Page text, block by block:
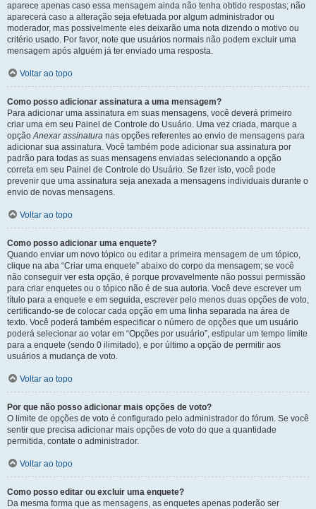
aparece apenas caso essa mensagem ainda não tenha obtido respostas; não
aparecerá caso a alteração seja efetuada por algum administrador ou
moderador, mas possivelmente eles deixarão uma nota dizendo o motivo ou
critério usado. Por favor, note que usuários normais não podem excluir uma
mensagem após alguém já ter enviado uma resposta.
Voltar ao topo
Como posso adicionar assinatura a uma mensagem?
Para adicionar uma assinatura em suas mensagens, você deverá primeiro
criar uma em seu Painel de Controle do Usuário. Uma vez criada, marque a
opçãoAnexar assinatura nas opções referentes ao envio de mensagens para
adicionar sua assinatura. Você também pode adicionar sua assinatura por
padrão para todas as suas mensagens enviadas selecionando a opção
correta em seu Painel de Controle do Usuário. Se fizer isto, você pode
prevenir que uma assinatura seja anexada a mensagens individuais durante o
envio de novas mensagens.
Voltar ao topo
Como posso adicionar uma enquete?
Quando enviar um novo tópico ou editar a primeira mensagem de um tópico,
clique na aba “Criar uma enquete” abaixo do corpo da mensagem; se você
não conseguir ver esta opção, é porque provavelmente não possui permissão
para criar enquetes ou o tópico não é de sua autoria. Você deve escrever um
título para a enquete e em seguida, escrever pelo menos duas opções de voto,
certificando-se de colocar cada opção em uma linha separada na área de
texto. Você poderá também especificar o número de opções que um usuário
poderá selecionar ao votar em “Opções por usuário”, estipular um tempo limite
para a enquete (sendo 0 ilimitado), e por último a opção de permitir aos
usuários a mudança de voto.
Voltar ao topo
Por que não posso adicionar mais opções de voto?
O limite de opções de voto é configurado pelo administrador do fórum. Se você
sentir que precisa adicionar mais opções de voto do que a quantidade
permitida, contate o administrador.
Voltar ao topo
Como posso editar ou excluir uma enquete?
Da mesma forma que as mensagens, as enquetes apenas poderão ser